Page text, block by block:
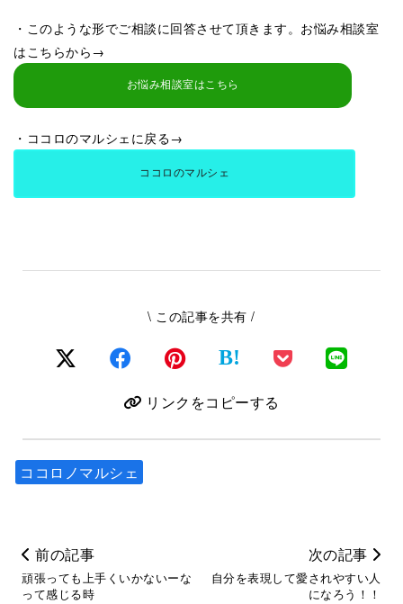
・このような形でご相談に回答させて頂きます。お悩み相談室
はこちらから→
お悩み相談室はこちら
・ココロのマルシェに戻る→
ココロのマルシェ
\ この記事を共有 /
B!
リンクをコピーする
ココロノマルシェ
前の記事
頑張っても上手くいかないーな
って感じる時
次の記事
自分を表現して愛されやすい人
になろう！！